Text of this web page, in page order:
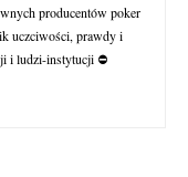
producentów poker
uczciwości, prawdy i
i ludzi-instytucji ⛔